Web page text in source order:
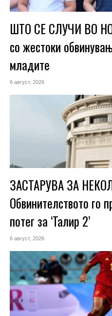
ШТО СЕ СЛУЧИ ВО
со жестоки
младите
6 август, 2026
ЗАСТАРУВА ЗА
Обвинителството го
потег за ‘Талир 2’
6 август, 2026